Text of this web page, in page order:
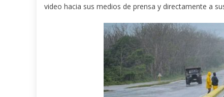
video hacia sus medios de prensa y directamente a